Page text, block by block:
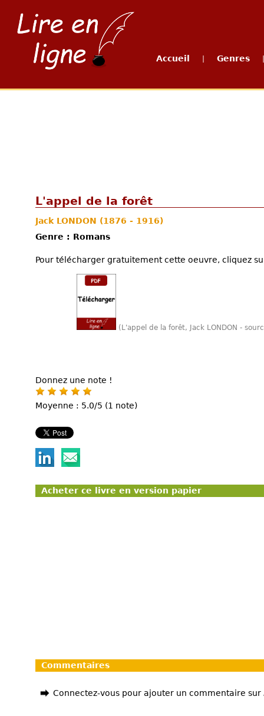
Accueil Genres
L'appel de la forêt
Jack LONDON (1876 - 1916)
Genre : Romans
Pour télécharger gratuitement cette oeuvre, cliquez
(L'appel de la forêt, Jack LONDON -
Donnez une note !
Moyenne : 5.0/5 (1 note)
Acheter ce livre en version papier
Commentaires
Connectez-vous pour ajouter un commentaire sur